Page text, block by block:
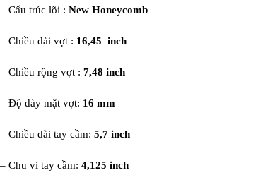
– Cấu trúc lõi : New Honeycomb
– Chiều dài vợt : 16,45 inch
– Chiều rộng vợt : 7,48 inch
– Độ dày mặt vợt: 16 mm
– Chiều dài tay cầm: 5,7 inch
– Chu vi tay cầm: 4,125 inch